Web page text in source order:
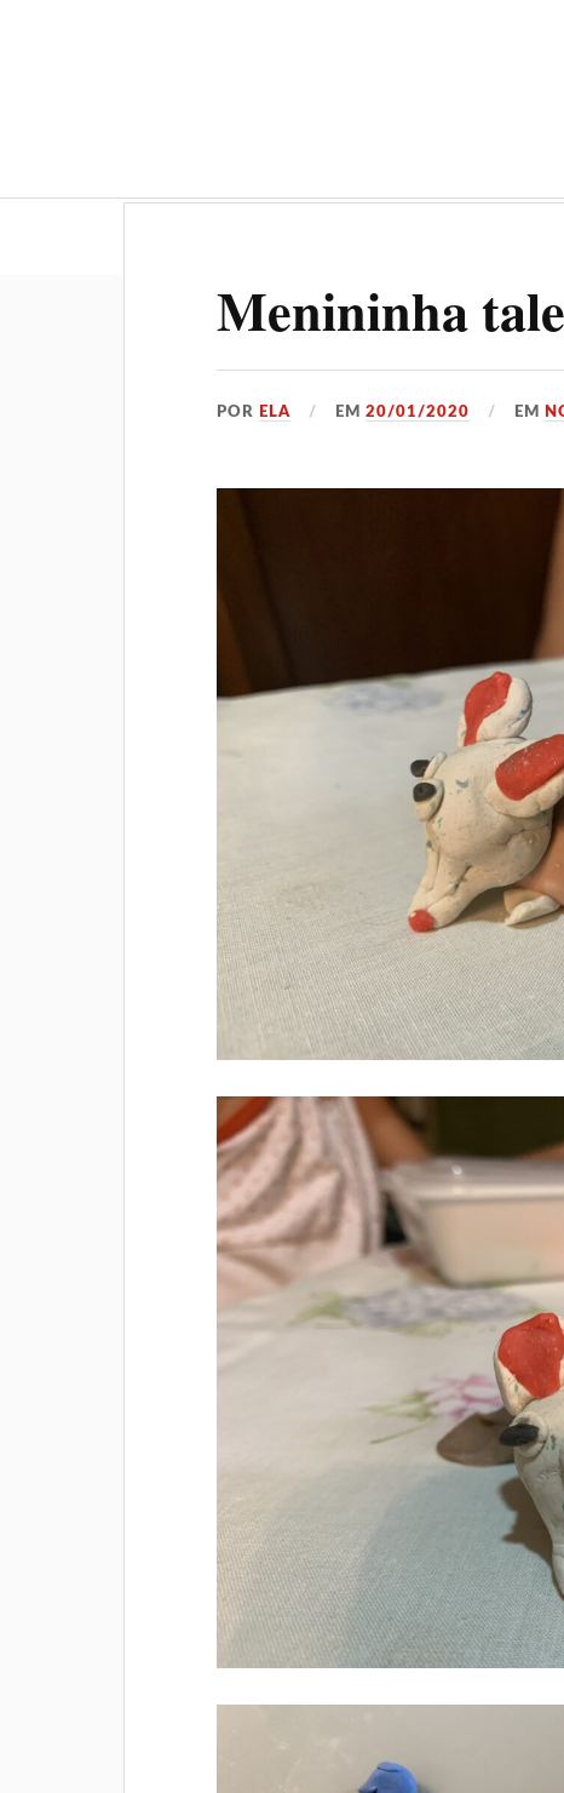
Menininha
POR ELA EM20/01/2020 EM